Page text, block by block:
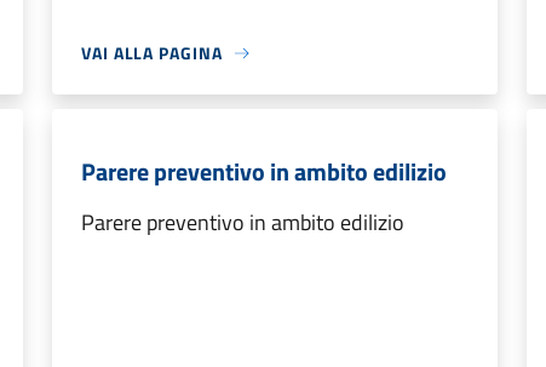
VAI ALLA PAGINA
Parere preventivo in ambito edilizio
Parere preventivo in ambito edilizio